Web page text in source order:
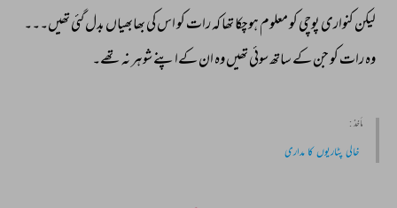
لیکن کنواری پوچی کو معلوم ہوچکا تھا کہ رات کو اس کی بھابھیاں بدل گئی تھیں۔۔۔
وہ رات کو جن کے ساتھ سوئی تھیں وہ ان کےاپنے شوہر نہ تھے۔
مأخذ :
خالی پٹاریوں کا مداری